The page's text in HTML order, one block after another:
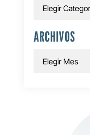
ARCHIVOS